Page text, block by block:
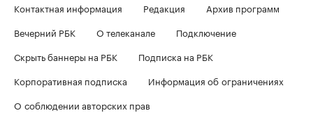
Контактная информация Редакция
Архив программ
Вечерний РБК
О телеканале
Подключение
Скрыть баннеры на РБК
Подписка на РБК
Корпоративная подписка
Информация об ограничениях
О соблюдении авторских прав